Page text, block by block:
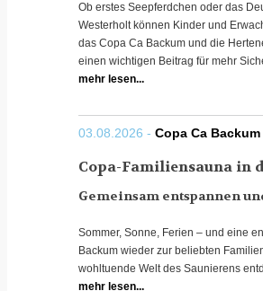
Ob erstes Seepferdchen oder das
Westerholt können Kinder und
das Copa Ca Backum und die
einen wichtigen Beitrag für mehr
mehr lesen...
03.08.2026 - Copa Ca Backum
Copa-Familiensauna in
Gemeinsam entspannen
Sommer, Sonne, Ferien – und eine
Backum wieder zur beliebten
wohltuende Welt des Saunierens
mehr lesen...